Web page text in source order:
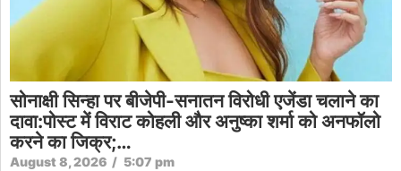
सोनाक्षी सिन्हा पर बीजेपी-सनातन विरोधी एजेंडा चलाने का
दावा:पोस्ट में विराट कोहली और अनुष्का शर्मा को अनफॉलो
करने का जिक्र;…
August 8, 2026 / 5:07 pm